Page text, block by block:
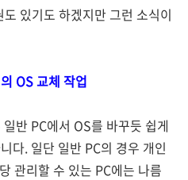
있기도 하겠지만 그런 소식이
OS 교체 작업
반 PC에서 OS를 바꾸듯 쉽게
다. 일단 일반 PC의 경우 개인
관리할 수 있는 PC에는 나름